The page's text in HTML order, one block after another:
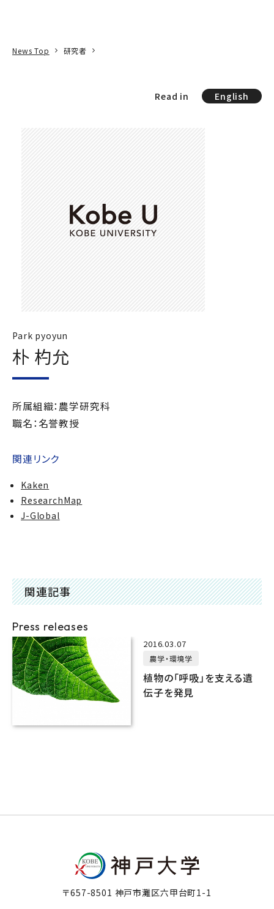
News Top 研究者
Read in English
Park pyoyun
朴 杓允
所属組織：農学研究科
職名：名誉教授
関連リンク
Kaken
ResearchMap
J-Global
関連記事
Press releases
2016.03.07
農学・環境学
植物の「呼吸」を支える遺
伝子を発見
〒657-8501 神戸市灘区六甲台町1-1